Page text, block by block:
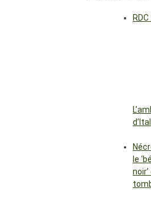
RDC :
le